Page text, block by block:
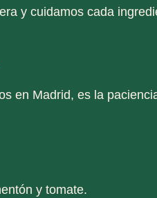
y cuidamos cada
en Madrid, es la
y tomate.